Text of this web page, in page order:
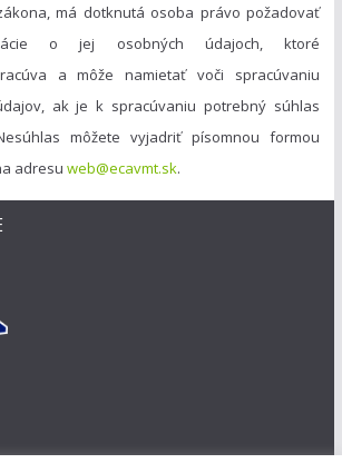
má dotknutá osoba právo požadovať
o jej osobných údajoch, ktoré
a môže namietať voči spracúvaniu
ak je k spracúvaniu potrebný súhlas
môžete vyjadriť písomnou formou
adresu web@ecavmt.sk.